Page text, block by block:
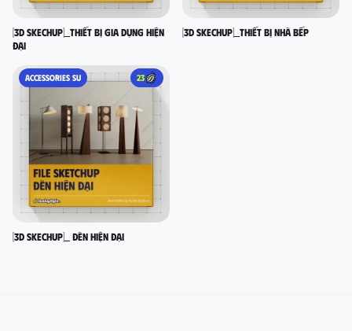
[3D SKECHUP]_Thiết bị gia dụng hiện
đại
[3D SKECHUP]_Thiết bị nhà bếp
ACCESSORIES SU 23
[3D SKECHUP]_ Đèn hiện đại